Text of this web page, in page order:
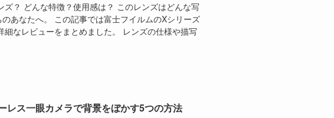
？ どんな特徴？使用感は？ このレンズはどんな写
あなたへ。 この記事では富士フイルムのXシリーズ
なレビューをまとめました。 レンズの仕様や描写
レス一眼カメラで背景をぼかす5つの方法